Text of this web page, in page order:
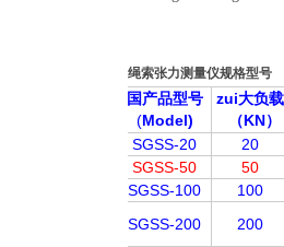
绳索张力测量仪规格型号
国产品型号
(Model)
zui大负载
（KN）
SGSS-20
20
SGSS-50
50
SGSS-100
100
SGSS-200
200